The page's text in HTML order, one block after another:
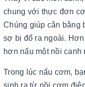
chung với thực đơn
Chúng giúp cân bằng
sợ bị đổ ra ngoài.
hơn nấu một nồi canh
Trong lúc nấu cơm,